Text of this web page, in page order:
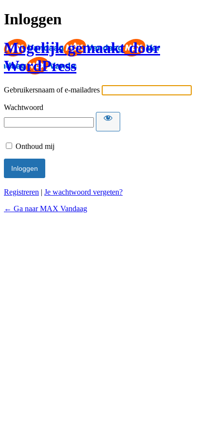
Inloggen
Mogelijk gemaakt door
WordPress
Gebruikersnaam of e-mailadres
Wachtwoord
Onthoud mij
Registreren | Je wachtwoord vergeten?
← Ga naar MAX Vandaag